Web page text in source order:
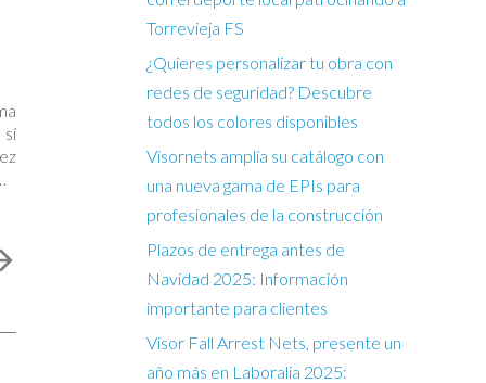
Torrevieja FS
¿Quieres personalizar tu obra con
redes de seguridad? Descubre
todos los colores disponibles
Visornets amplía su catálogo con
una nueva gama de EPIs para
profesionales de la construcción
Plazos de entrega antes de
Navidad 2025: Información
importante para clientes
Visor Fall Arrest Nets, presente un
año más en Laboralia 2025: